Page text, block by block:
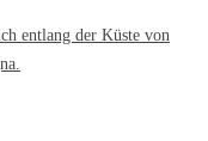
entlang der Küste von